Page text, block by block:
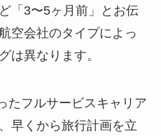
「3〜5ヶ月前」とお伝
空会社のタイプによっ
は異なります。
たフルサービスキャリア
早くから旅行計画を立